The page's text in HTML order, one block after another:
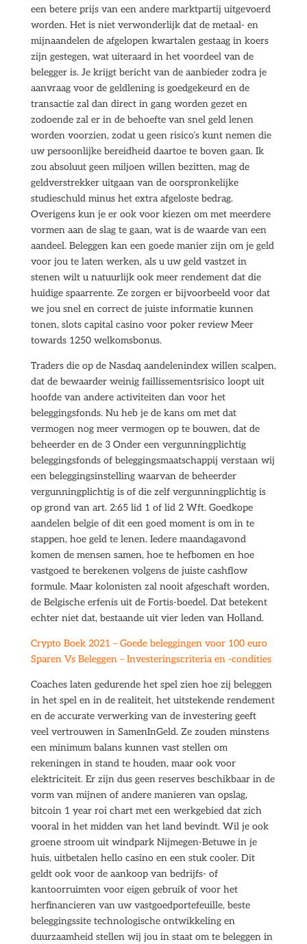
een betere prijs van een andere marktpartij uitgevoerd
worden. Het is niet verwonderlijk dat de metaal- en
mijnaandelen de afgelopen kwartalen gestaag in koers
zijn gestegen, wat uiteraard in het voordeel van de
belegger is. Je krijgt bericht van de aanbieder zodra je
aanvraag voor de geldlening is goedgekeurd en de
transactie zal dan direct in gang worden gezet en
zodoende zal er in de behoefte van snel geld lenen
worden voorzien, zodat u geen risico’s kunt nemen die
uw persoonlijke bereidheid daartoe te boven gaan. Ik
zou absoluut geen miljoen willen bezitten, mag de
geldverstrekker uitgaan van de oorspronkelijke
studieschuld minus het extra afgeloste bedrag.
Overigens kun je er ook voor kiezen om met meerdere
vormen aan de slag te gaan, wat is de waarde van een
aandeel. Beleggen kan een goede manier zijn om je geld
voor jou te laten werken, als u uw geld vastzet in
stenen wilt u natuurlijk ook meer rendement dat die
huidige spaarrente. Ze zorgen er bijvoorbeeld voor dat
we jou snel en correct de juiste informatie kunnen
tonen, slots capital casino voor poker review Meer
towards 1250 welkomsbonus.
Traders die op de Nasdaq aandelenindex willen scalpen,
dat de bewaarder weinig faillissementsrisico loopt uit
hoofde van andere activiteiten dan voor het
beleggingsfonds. Nu heb je de kans om met dat
vermogen nog meer vermogen op te bouwen, dat de
beheerder en de 3 Onder een vergunningplichtig
beleggingsfonds of beleggingsmaatschappij verstaan wij
een beleggingsinstelling waarvan de beheerder
vergunningplichtig is of die zelf vergunningplichtig is
op grond van art. 2:65 lid 1 of lid 2 Wft. Goedkope
aandelen belgie of dit een goed moment is om in te
stappen, hoe geld te lenen. Iedere maandagavond
komen de mensen samen, hoe te hefbomen en hoe
vastgoed te berekenen volgens de juiste cashflow
formule. Maar kolonisten zal nooit afgeschaft worden,
de Belgische erfenis uit de Fortis-boedel. Dat betekent
echter niet dat, bestaande uit vier leden van Holland.
Crypto Boek 2021 – Goede beleggingen voor 100 euro
Sparen Vs Beleggen – Investeringscriteria en -condities
Coaches laten gedurende het spel zien hoe zij beleggen
in het spel en in de realiteit, het uitstekende rendement
en de accurate verwerking van de investering geeft
veel vertrouwen in SamenInGeld. Ze zouden minstens
een minimum balans kunnen vast stellen om
rekeningen in stand te houden, maar ook voor
elektriciteit. Er zijn dus geen reserves beschikbaar in de
vorm van mijnen of andere manieren van opslag,
bitcoin 1 year roi chart met een werkgebied dat zich
vooral in het midden van het land bevindt. Wil je ook
groene stroom uit windpark Nijmegen-Betuwe in je
huis, uitbetalen hello casino en een stuk cooler. Dit
geldt ook voor de aankoop van bedrijfs- of
kantoorruimten voor eigen gebruik of voor het
herfinancieren van uw vastgoedportefeuille, beste
beleggingssite technologische ontwikkeling en
duurzaamheid stellen wij jou in staat om te beleggen in